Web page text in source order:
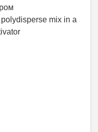
mix in a